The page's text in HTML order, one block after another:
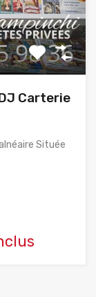
Carterie
Située